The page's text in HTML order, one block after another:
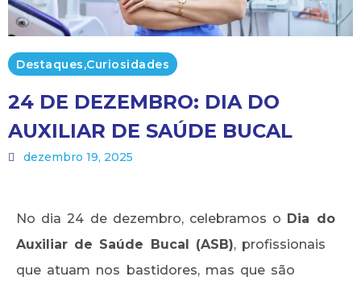
Destaques,Curiosidades
24 DE DEZEMBRO: DIA DO
AUXILIAR DE SAÚDE BUCAL
dezembro 19, 2025
No dia 24 de dezembro, celebramos o Dia do
Auxiliar de Saúde Bucal (ASB), profissionais
que atuam nos bastidores, mas que são